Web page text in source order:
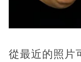
從最近的照片